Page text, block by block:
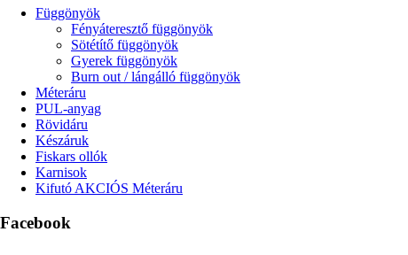
Függönyök
Fényáteresztő függönyök
Sötétítő függönyök
Gyerek függönyök
Burn out / lángálló függönyök
Méteráru
PUL-anyag
Rövidáru
Készáruk
Fiskars ollók
Karnisok
Kifutó AKCIÓS Méteráru
Facebook